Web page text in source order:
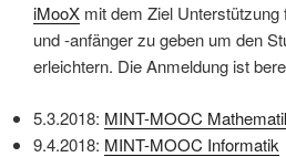
iMooX mit dem Ziel
und -anfänger zu geben um den
erleichtern. Die Anmeldung ist
5.3.2018: MINT-MOOC
9.4.2018: MINT-MOOC Informatik